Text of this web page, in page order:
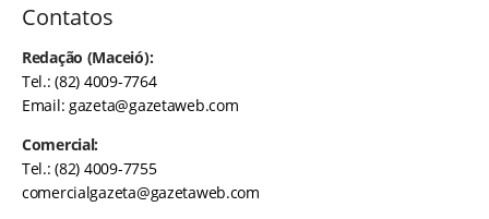
Contatos
Redação (Maceió):
Tel.: (82) 4009-7764
Email:gazeta@gazetaweb.com
Comercial:
Tel.: (82) 4009-7755
comercialgazeta@gazetaweb.com